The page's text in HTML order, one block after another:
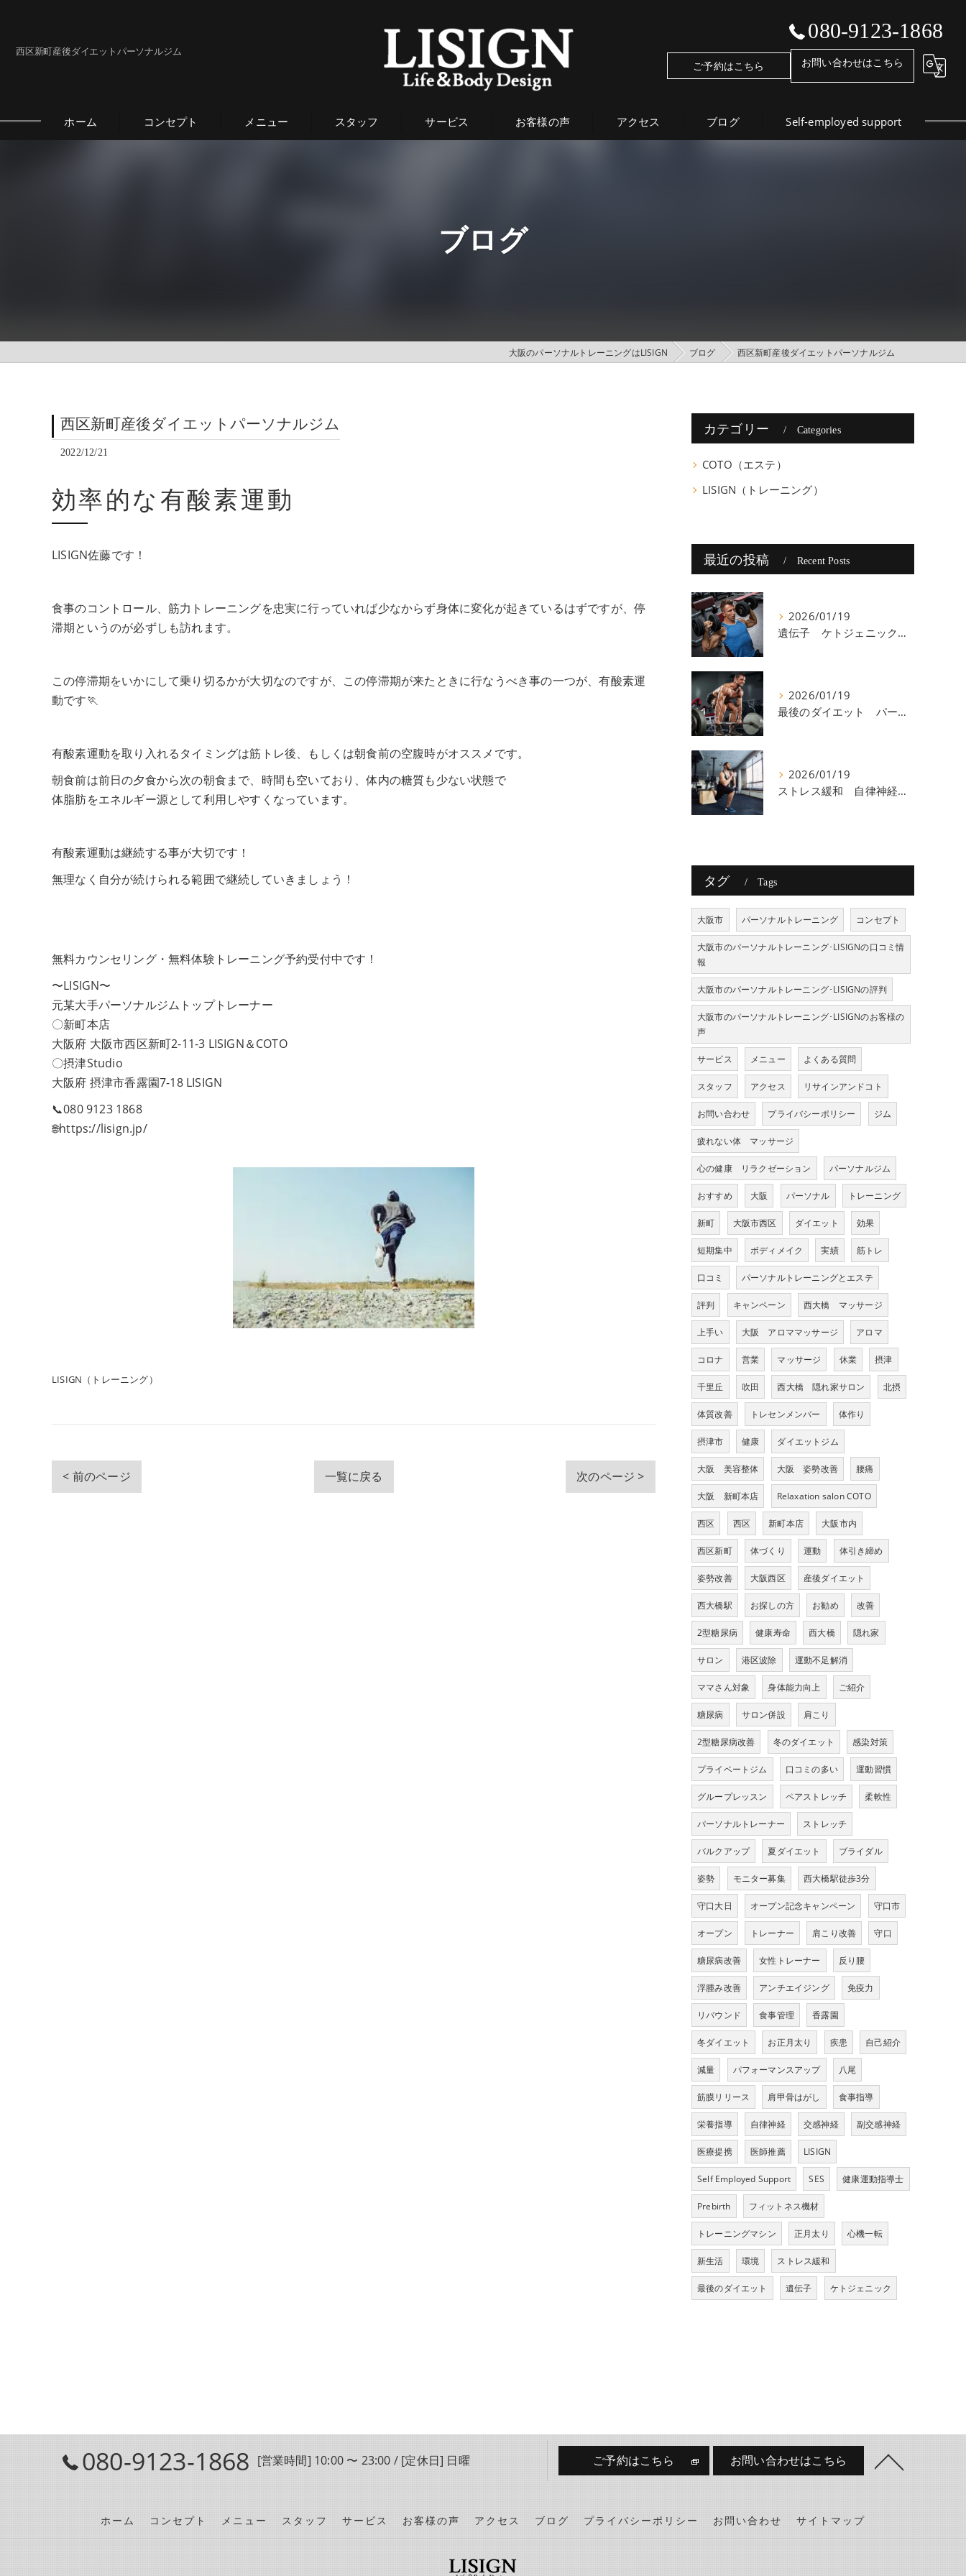
西区新町産後ダイエットパーソナルジム
080-9123-1868
ご予約はこちら お問い合わせはこちら
ホーム コンセプト メニュー スタッフ サービス お客様の声 アクセス ブログ Self-employed support
ブログ
大阪のパーソナルトレーニングはLISIGN ブログ 西区新町産後ダイエットパーソナルジム
西区新町産後ダイエットパーソナルジム
2022/12/21
効率的な有酸素運動
LISIGN佐藤です！
食事のコントロール、筋力トレーニングを忠実に行っていれば少なからず身体に変化が起きているはずですが、停
滞期というのが必ずしも訪れます。
この停滞期をいかにして乗り切るかが大切なのですが、この停滞期が来たときに行なうべき事の一つが、有酸素運
動です🏃
有酸素運動を取り入れるタイミングは筋トレ後、もしくは朝食前の空腹時がオススメです。
朝食前は前日の夕食から次の朝食まで、時間も空いており、体内の糖質も少ない状態で
体脂肪をエネルギー源として利用しやすくなっています。
有酸素運動は継続する事が大切です！
無理なく自分が続けられる範囲で継続していきましょう！
無料カウンセリング・無料体験トレーニング予約受付中です！
〜LISIGN〜
元某大手パーソナルジムトップトレーナー
〇新町本店
大阪府 大阪市西区新町2-11-3 LISIGN＆COTO
〇摂津Studio
大阪府 摂津市香露園7-18 LISIGN
📞080 9123 1868
🌐https://lisign.jp/
LISIGN（トレーニング）
< 前のページ 一覧に戻る 次のページ >
カテゴリー Categories
COTO（エステ）
LISIGN（トレーニング）
最近の投稿 Recent Posts
2026/01/19
遺伝子 ケトジェニック 八尾
2026/01/19
最後のダイエット パーソナルトレーニング 八尾
2026/01/19
ストレス緩和 自律神経 八尾
タグ Tags
大阪市 パーソナルトレーニング コンセプト
大阪市のパーソナルトレーニング･LISIGNの口コミ情
報
大阪市のパーソナルトレーニング･LISIGNの評判
大阪市のパーソナルトレーニング･LISIGNのお客様の
声
サービス メニュー よくある質問
スタッフ アクセス リサインアンドコト
お問い合わせ プライバシーポリシー ジム
疲れない体 マッサージ
心の健康 リラクゼーション パーソナルジム
おすすめ 大阪 パーソナル トレーニング
新町 大阪市西区 ダイエット 効果
短期集中 ボディメイク 実績 筋トレ
口コミ パーソナルトレーニングとエステ
評判 キャンペーン 西大橋 マッサージ
上手い 大阪 アロママッサージ アロマ
コロナ 営業 マッサージ 休業 摂津
千里丘 吹田 西大橋 隠れ家サロン 北摂
体質改善 トレセンメンバー 体作り
摂津市 健康 ダイエットジム
大阪 美容整体 大阪 姿勢改善 腰痛
大阪 新町本店 Relaxation salon COTO
西区 西区 新町本店 大阪市内
西区新町 体づくり 運動 体引き締め
姿勢改善 大阪西区 産後ダイエット
西大橋駅 お探しの方 お勧め 改善
2型糖尿病 健康寿命 西大橋 隠れ家
サロン 港区波除 運動不足解消
ママさん対象 身体能力向上 ご紹介
糖尿病 サロン併設 肩こり
2型糖尿病改善 冬のダイエット 感染対策
プライベートジム 口コミの多い 運動習慣
グループレッスン ペアストレッチ 柔軟性
パーソナルトレーナー ストレッチ
バルクアップ 夏ダイエット ブライダル
姿勢 モニター募集 西大橋駅徒歩3分
守口大日 オープン記念キャンペーン 守口市
オープン トレーナー 肩こり改善 守口
糖尿病改善 女性トレーナー 反り腰
浮腫み改善 アンチエイジング 免疫力
リバウンド 食事管理 香露園
冬ダイエット お正月太り 疾患 自己紹介
減量 パフォーマンスアップ 八尾
筋膜リリース 肩甲骨はがし 食事指導
栄養指導 自律神経 交感神経 副交感神経
医療提携 医師推薦 LISIGN
Self Employed Support SES 健康運動指導士
Prebirth フィットネス機材
トレーニングマシン 正月太り 心機一転
新生活 環境 ストレス緩和
最後のダイエット 遺伝子 ケトジェニック
080-9123-1868 [営業時間] 10:00 〜 23:00 / [定休日] 日曜 ご予約はこちら お問い合わせはこちら
ホーム コンセプト メニュー スタッフ サービス お客様の声 アクセス ブログ プライバシーポリシー お問い合わせ サイトマップ